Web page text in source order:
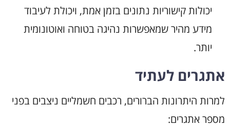
יכולות קישוריות נתונים בזמן אמת, ויכולת לעיבוד
מידע מהיר שמאפשרות נהיגה בטוחה ואוטונומית
יותר.
אתגרים לעתיד
למרות היתרונות הברורים, רכבים חשמליים ניצבים בפני
מספר אתגרים: